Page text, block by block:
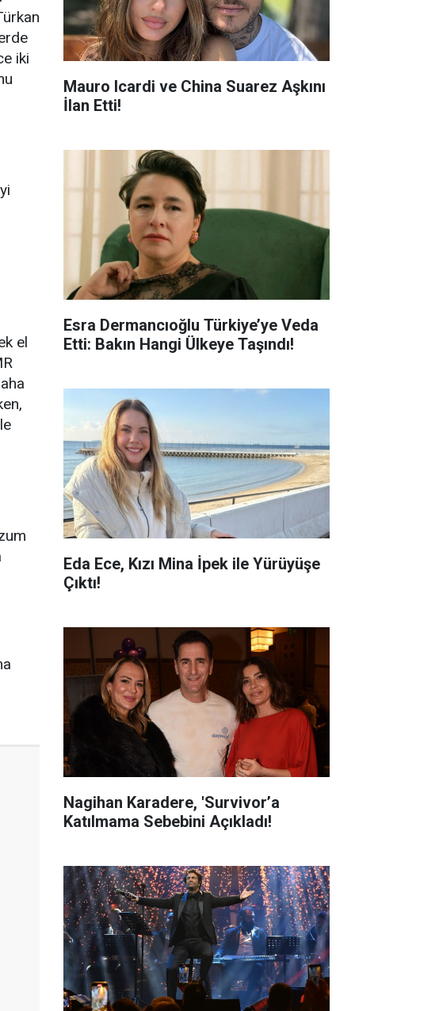
iki
el
Mauro Icardi ve China Suarez Aşkını
İlan Etti!
Esra Dermancıoğlu Türkiye’ye Veda
Etti: Bakın Hangi Ülkeye Taşındı!
Eda Ece, Kızı Mina İpek ile Yürüyüşe
Çıktı!
Nagihan Karadere, 'Survivor’a
Katılmama Sebebini Açıkladı!